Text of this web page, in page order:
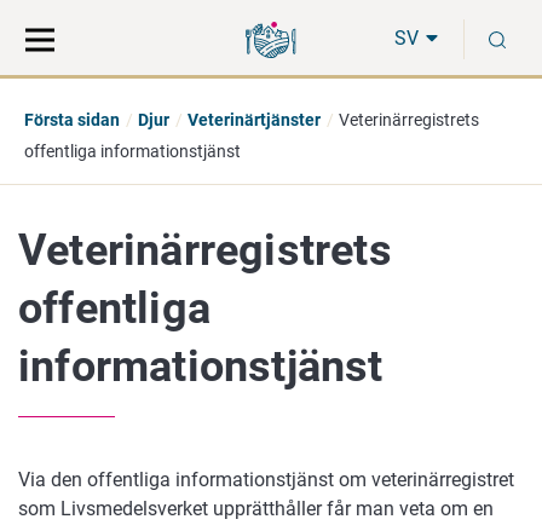
direkt
till
på
hela
SV
Första sidan Djur Veterinärtjänster
Veterinärregistrets
offentliga informationstjänst
Veterinärregistrets
offentliga
informationstjänst
Via den offentliga informationstjänst om veterinärregistret
som Livsmedelsverket upprätthåller får man veta om en